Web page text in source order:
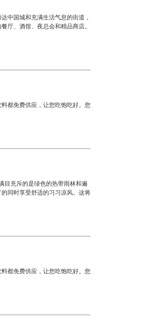
中国城和充满生活气息的街道，
厅、酒馆、夜总会和精品商店。
都免费供应，让您吃饱吃好。您
目充斥的是绿色的热带雨林和遍
同时享受舒适的习习凉风。这将
都免费供应，让您吃饱吃好。您